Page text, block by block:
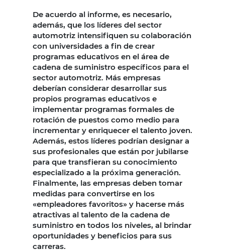
De acuerdo al informe, es necesario,
además, que los líderes del sector
automotriz intensifiquen su colaboración
con universidades a fin de crear
programas educativos en el área de
cadena de suministro específicos para el
sector automotriz. Más empresas
deberían considerar desarrollar sus
propios programas educativos e
implementar programas formales de
rotación de puestos como medio para
incrementar y enriquecer el talento joven.
Además, estos líderes podrían designar a
sus profesionales que están por jubilarse
para que transfieran su conocimiento
especializado a la próxima generación.
Finalmente, las empresas deben tomar
medidas para convertirse en los
«empleadores favoritos» y hacerse más
atractivas al talento de la cadena de
suministro en todos los niveles, al brindar
oportunidades y beneficios para sus
carreras.